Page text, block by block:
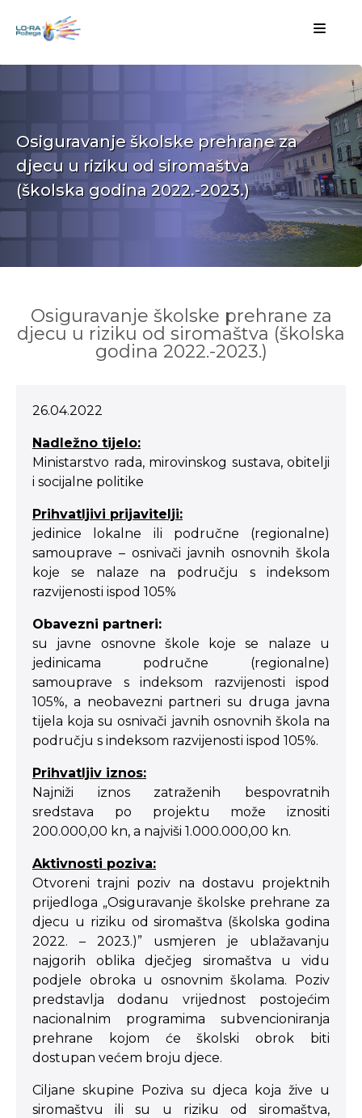
Osiguravanje školske prehrane za
djecu u riziku od siromaštva
(školska godina 2022.-2023.)
Osiguravanje školske prehrane za
djecu u riziku od siromaštva (školska
godina 2022.-2023.)
26.04.2022
Nadležno tijelo:
Ministarstvo rada, mirovinskog sustava, obitelji
i socijalne politike
Prihvatljivi prijavitelji:
jedinice lokalne ili područne (regionalne)
samouprave – osnivači javnih osnovnih škola
koje se nalaze na području s indeksom
razvijenosti ispod 105%
Obavezni partneri:
su javne osnovne škole koje se nalaze u
jedinicama područne (regionalne)
samouprave s indeksom razvijenosti ispod
105%, a neobavezni partneri su druga javna
tijela koja su osnivači javnih osnovnih škola na
području s indeksom razvijenosti ispod 105%.
Prihvatljiv iznos:
Najniži iznos zatraženih bespovratnih
sredstava po projektu može iznositi
200.000,00 kn, a najviši 1.000.000,00 kn.
Aktivnosti poziva:
Otvoreni trajni poziv na dostavu projektnih
prijedloga „Osiguravanje školske prehrane za
djecu u riziku od siromaštva (školska godina
2022. – 2023.)” usmjeren je ublažavanju
najgorih oblika dječjeg siromaštva u vidu
podjele obroka u osnovnim školama. Poziv
predstavlja dodanu vrijednost postojećim
nacionalnim programima subvencioniranja
prehrane kojom će školski obrok biti
dostupan većem broju djece.
Ciljane skupine Poziva su djeca koja žive u
siromaštvu ili su u riziku od siromaštva,